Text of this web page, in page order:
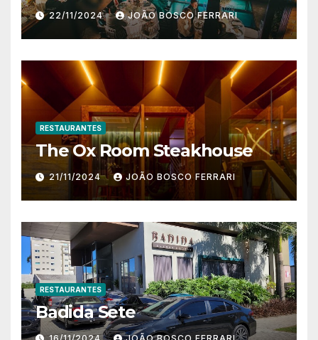
22/11/2024 JOÃO BOSCO FERRARI
RESTAURANTES
The Ox Room Steakhouse
21/11/2024 JOÃO BOSCO FERRARI
RESTAURANTES
Badida Sete